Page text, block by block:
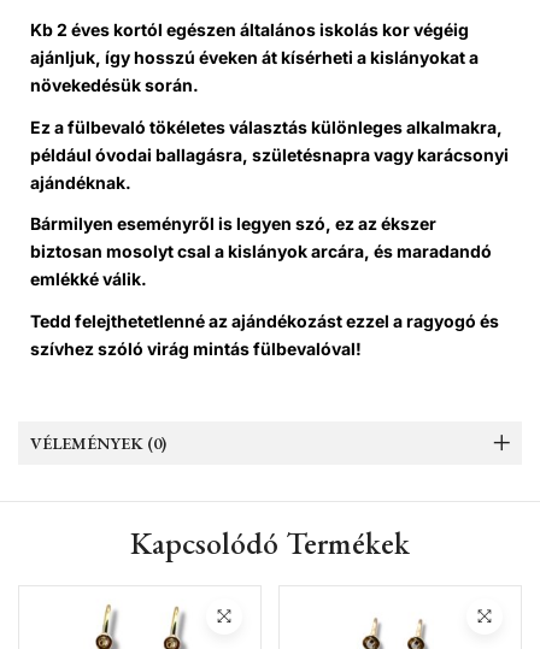
Kb 2 éves kortól egészen általános iskolás kor végéig
ajánljuk, így hosszú éveken át kísérheti a kislányokat a
növekedésük során.
Ez a fülbevaló tökéletes választás különleges alkalmakra,
például óvodai ballagásra, születésnapra vagy karácsonyi
ajándéknak.
Bármilyen eseményről is legyen szó, ez az ékszer
biztosan mosolyt csal a kislányok arcára, és maradandó
emlékké válik.
Tedd felejthetetlenné az ajándékozást ezzel a ragyogó és
szívhez szóló virág mintás fülbevalóval!
VÉLEMÉNYEK (0)
Kapcsolódó Termékek